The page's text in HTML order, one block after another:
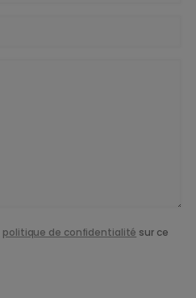
politique de confidentialité sur ce